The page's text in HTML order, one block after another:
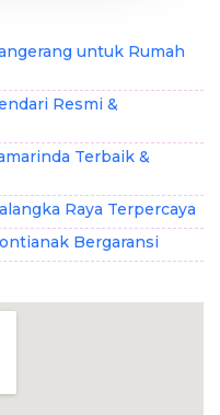
untuk Rumah
Resmi &
Terbaik &
Raya Terpercaya
Bergaransi